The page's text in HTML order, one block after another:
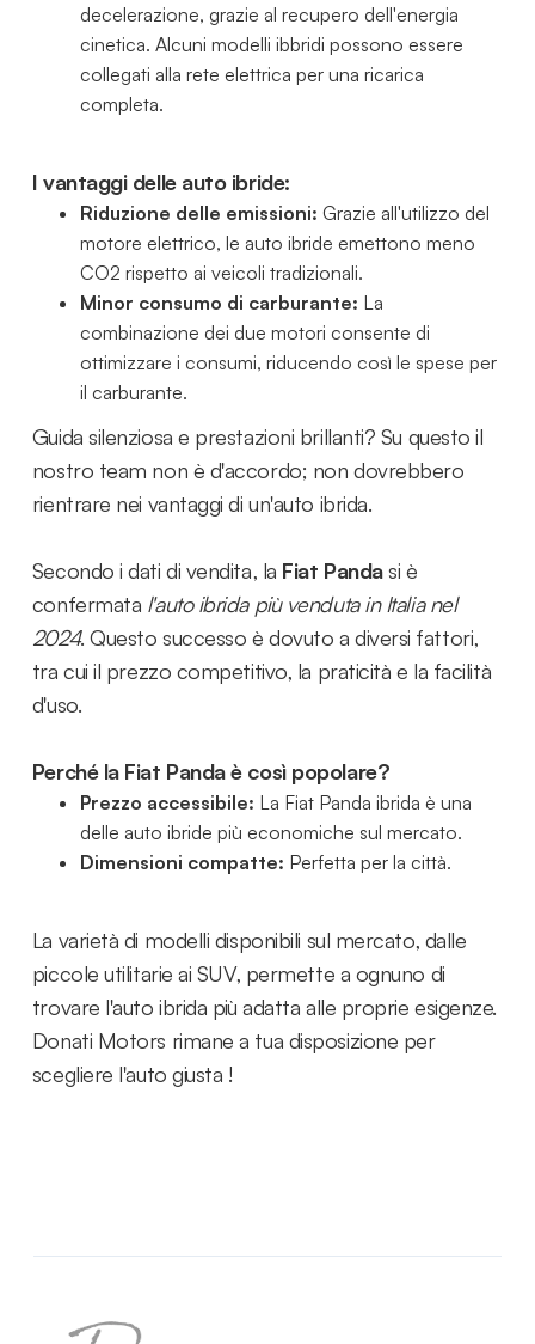
decelerazione, grazie al recupero dell'energia
cinetica. Alcuni modelli ibbridi possono essere
collegati alla rete elettrica per una ricarica
completa.
I vantaggi delle auto ibride:
Riduzione delle emissioni: Grazie all'utilizzo del
motore elettrico, le auto ibride emettono meno
CO2 rispetto ai veicoli tradizionali.
Minor consumo di carburante: La
combinazione dei due motori consente di
ottimizzare i consumi, riducendo così le spese per
il carburante.
Guida silenziosa e prestazioni brillanti? Su questo il
nostro team non è d'accordo; non dovrebbero
rientrare nei vantaggi di un'auto ibrida.
Secondo i dati di vendita, la Fiat Pandasi è
confermata l'auto ibrida più venduta in Italia nel
2024. Questo successo è dovuto a diversi fattori,
tra cui il prezzo competitivo, la praticità e la facilità
d'uso.
Perché la Fiat Panda è così popolare?
Prezzo accessibile: La Fiat Panda ibrida è una
delle auto ibride più economiche sul mercato.
Dimensioni compatte: Perfetta per la città.
La varietà di modelli disponibili sul mercato, dalle
piccole utilitarie ai SUV, permette a ognuno di
trovare l'auto ibrida più adatta alle proprie esigenze.
Donati Motors rimane a tua disposizione per
scegliere l'auto giusta !